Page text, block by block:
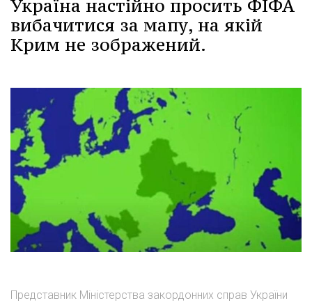
Україна настійно просить ФІФА
вибачитися за мапу, на якій
Крим не зображений.
Представник Міністерства закордонних справ України